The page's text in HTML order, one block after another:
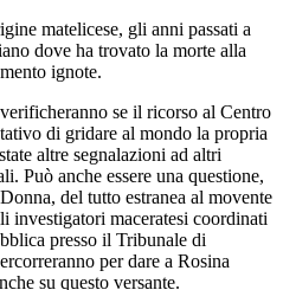
matelicese, gli anni passati a
dove ha trovato la morte alla
ignote.
se il ricorso al Centro
di gridare al mondo la propria
altre segnalazioni ad altri
Può anche essere una questione,
del tutto estranea al movente
investigatori maceratesi coordinati
presso il Tribunale di
per dare a Rosina
su questo versante.